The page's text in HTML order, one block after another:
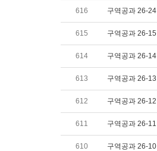
616 구역공과 26-24
615 구역공과 26-15
614 구역공과 26-14
613 구역공과 26-13
612 구역공과 26-12
611 구역공과 26-11
610 구역공과 26-10